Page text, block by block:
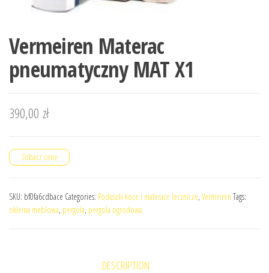
Vermeiren Materac
pneumatyczny MAT X1
390,00 zł
Zobacz cenę
SKU: bf0fa6cdbace Categories: Poduszki koce i materace lecznicze, Vermeiren Tags:
okleina meblowa, pergola, pergola ogrodowa
DESCRIPTION